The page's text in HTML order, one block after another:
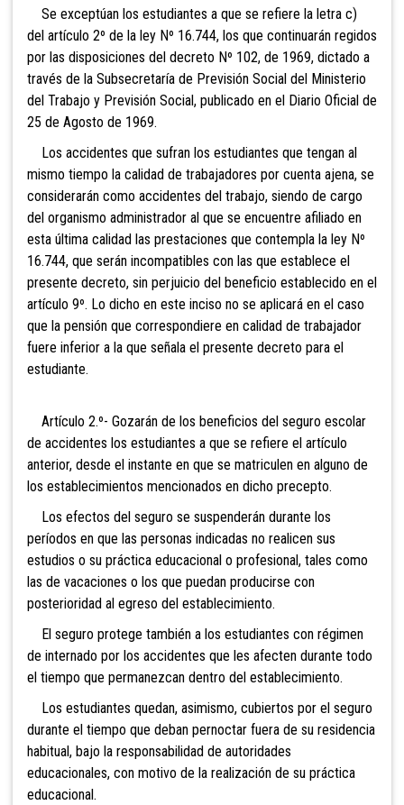
Se exceptúan los estudiantes a que se refiere la letra c)
del artículo 2º de la ley Nº 16.744, los que continuarán regidos
por las disposiciones del decreto Nº 102, de 1969, dictado a
través de la Subsecretaría de Previsión Social del Ministerio
del Trabajo y Previsión Social, publicado en el Diario Oficial de
25 de Agosto de 1969.
Los accidentes que sufran los estudiantes que tengan al
mismo tiempo la calidad de trabajadores por cuenta ajena, se
considerarán como accidentes del trabajo, siendo de cargo
del organismo administrador al que se encuentre afiliado en
esta última calidad las prestaciones que contempla la ley Nº
16.744, que serán incompatibles con las que establece el
presente decreto, sin perjuicio del beneficio establecido en el
artículo 9º. Lo dicho en este inciso no se aplicará en el caso
que la pensión que correspondiere en calidad de trabajador
fuere inferior a la que señala el presente decreto para el
estudiante.
Artículo 2.º- Gozarán de los beneficios del seguro escolar
de accidentes los estudiantes a que se refiere el artículo
anterior, desde el instante en que se matriculen en alguno de
los establecimientos mencionados en dicho precepto.
Los efectos del seguro se suspenderán durante los
períodos en que las personas indicadas no realicen sus
estudios o su práctica educacional o profesional, tales como
las de vacaciones o los que puedan producirse con
posterioridad al egreso del establecimiento.
El seguro protege también a los estudiantes con régimen
de internado por los accidentes que les afecten durante todo
el tiempo que permanezcan dentro del establecimiento.
Los estudiantes quedan, asimismo, cubiertos por el seguro
durante el tiempo que deban pernoctar fuera de su residencia
habitual, bajo la responsabilidad de autoridades
educacionales, con motivo de la realización de su práctica
educacional.